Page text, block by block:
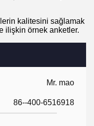
Mr. mao
86--400-6516918
kalitesini sağlamak
ilişkin örnek anketler.